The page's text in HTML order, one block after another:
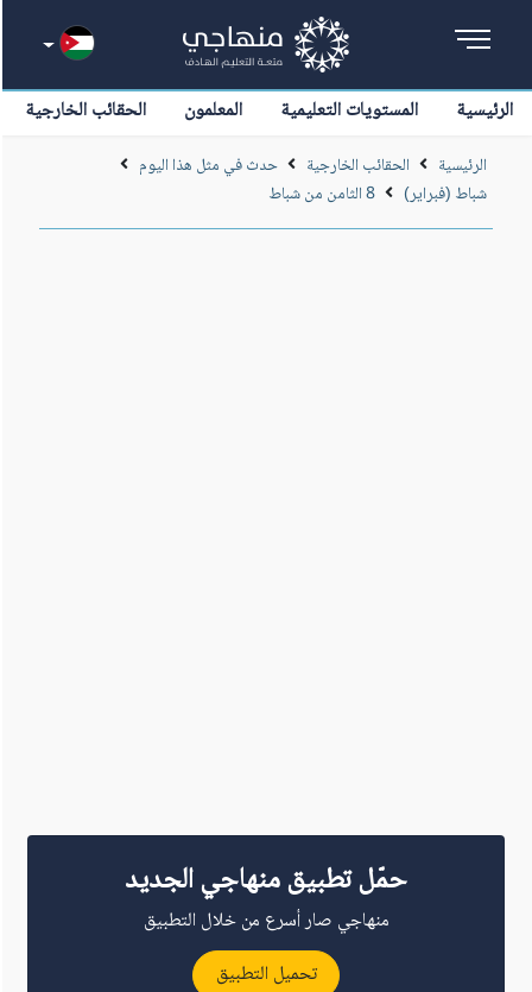
الرئيسية المستويات التعليمية المعلمون الحقائب الخارجية
الرئيسية الحقائب الخارجية
حدث في مثل هذا اليوم
شباط (فبراير)
8 الثامن من شباط
حمّل تطبيق منهاجي الجديد
منهاجي صار أسرع من خلال التطبيق
تحميل التطبيق